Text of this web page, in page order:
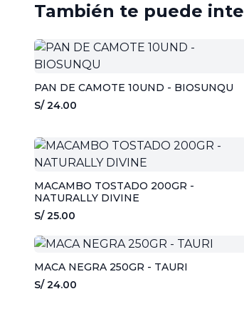
También te puede
PAN DE CAMOTE 10UND - BIOSUNQU
S/ 24.00
MACAMBO TOSTADO 200GR -
NATURALLY DIVINE
S/ 25.00
MACA NEGRA 250GR - TAURI
S/ 24.00